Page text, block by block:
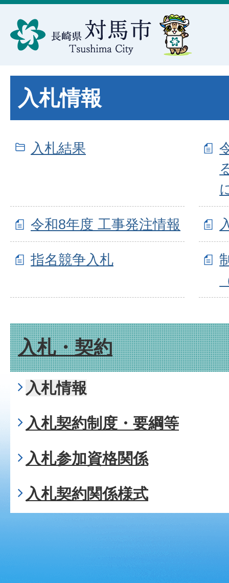
入札情報
入札結果
令和8年度 工事発注情報
指名競争入札
入札・契約
入札情報
入札契約制度・要綱等
入札参加資格関係
入札契約関係様式